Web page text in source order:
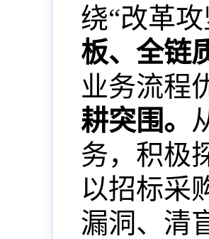
绕“改革
板、全链
业务流程
耕突围。
务，积极
以招标采
漏洞、清